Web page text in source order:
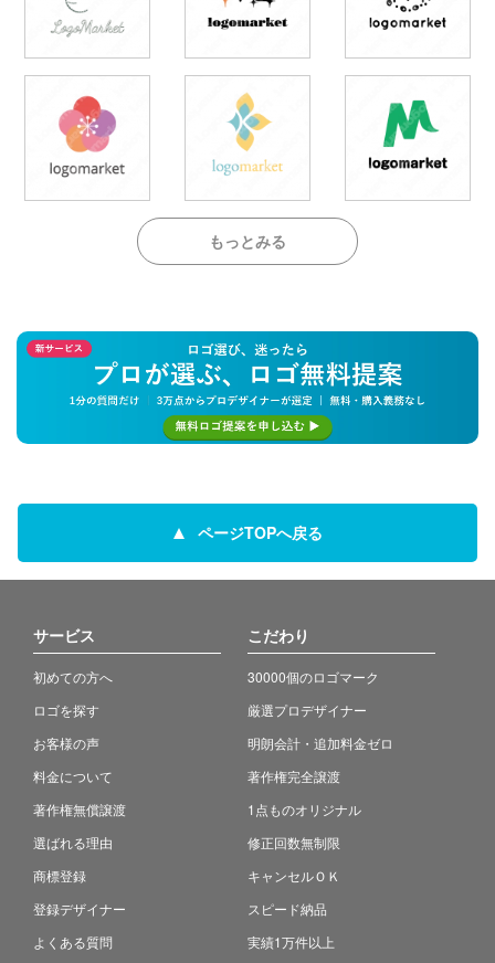
もっとみる
ページTOPへ戻る
サービス
初めての方へ
ロゴを探す
お客様の声
料金について
著作権無償譲渡
選ばれる理由
商標登録
登録デザイナー
よくある質問
こだわり
30000個のロゴマーク
厳選プロデザイナー
明朗会計・追加料金ゼロ
著作権完全譲渡
1点ものオリジナル
修正回数無制限
キャンセルＯＫ
スピード納品
実績1万件以上